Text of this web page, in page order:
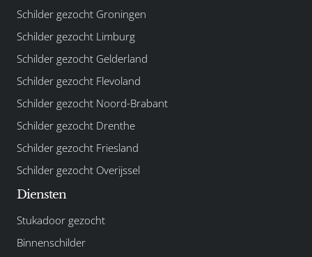
Schilder gezocht Groningen
Schilder gezocht Limburg
Schilder gezocht Gelderland
Schilder gezocht Flevoland
Schilder gezocht Noord-Brabant
Schilder gezocht Drenthe
Schilder gezocht Friesland
Schilder gezocht Overijssel
Diensten
Stukadoor gezocht
Binnenschilder